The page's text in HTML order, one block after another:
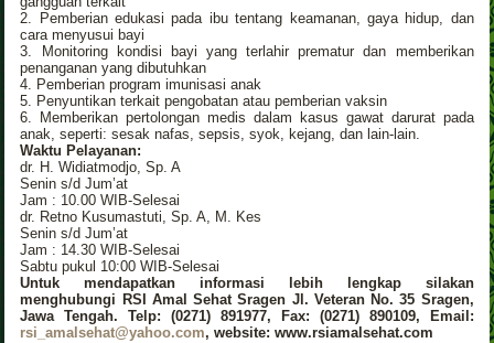
2. Pemberian edukasi pada ibu tentang keamanan, gaya hidup, dan
cara menyusui bayi
3. Monitoring kondisi bayi yang terlahir prematur dan memberikan
penanganan yang dibutuhkan
4. Pemberian program imunisasi anak
5. Penyuntikan terkait pengobatan atau pemberian vaksin
6. Memberikan pertolongan medis dalam kasus gawat darurat pada
anak, seperti: sesak nafas, sepsis, syok, kejang, dan lain-lain.
Waktu Pelayanan:
dr. H. Widiatmodjo, Sp. A
Senin s/d Jum’at
Jam : 10.00 WIB-Selesai
dr. Retno Kusumastuti, Sp. A, M. Kes
Senin s/d Jum’at
Jam : 14.30 WIB-Selesai
Sabtu pukul 10:00 WIB-Selesai
Untuk mendapatkan informasi lebih lengkap silakan
menghubungi RSI Amal Sehat Sragen Jl. Veteran No. 35 Sragen,
Jawa Tengah. Telp: (0271) 891977, Fax: (0271) 890109, Email:
rsi_amalsehat@yahoo.com, website: www.rsiamalsehat.com